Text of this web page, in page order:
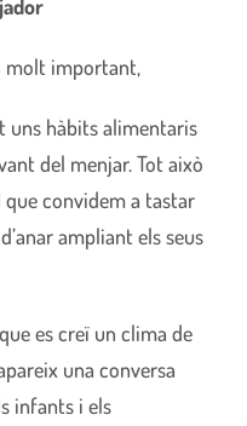
molt important,
uns hàbits alimentaris
del menjar. Tot això
convidem a tastar
ampliant els seus
es creï un clima de
una conversa
infants i els